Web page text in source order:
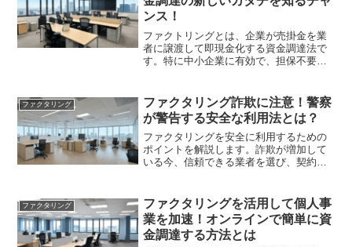
ンス！
ファクトリングとは、企業が売掛金を業
者に譲渡して即現金化する資金調達法で
す。特に中小企業に有効で、担保不要で
です。
ファクタリング
ファクタリング詐欺に注意！警察
が警告する安全な利用法とは？
ファクタリングを安全に利用するための
ポイントを解説します。詐欺が増加して
いる今、信頼できる業者を選び、契約内
策もご紹介。
ファクタリング
ファクタリングを活用して個人事
業を加速！オンラインで簡単に資
金調達する方法とは